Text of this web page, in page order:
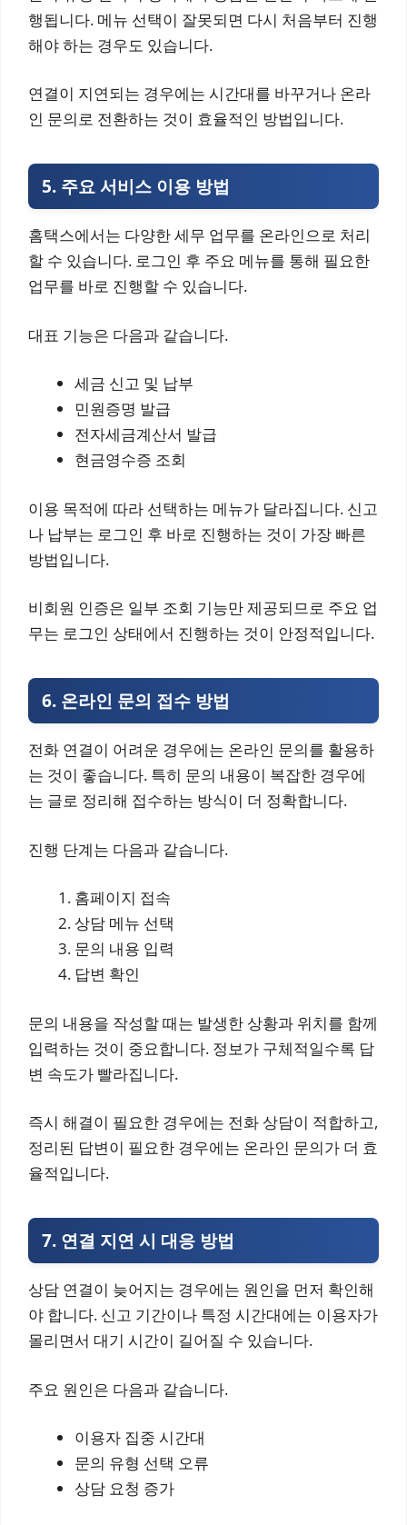
행됩니다. 메뉴 선택이 잘못되면 다시 처음부터 진행
해야 하는 경우도 있습니다.
연결이 지연되는 경우에는 시간대를 바꾸거나 온라
인 문의로 전환하는 것이 효율적인 방법입니다.
5. 주요 서비스 이용 방법
홈택스에서는 다양한 세무 업무를 온라인으로 처리
할 수 있습니다. 로그인 후 주요 메뉴를 통해 필요한
업무를 바로 진행할 수 있습니다.
대표 기능은 다음과 같습니다.
세금 신고 및 납부
민원증명 발급
전자세금계산서 발급
현금영수증 조회
이용 목적에 따라 선택하는 메뉴가 달라집니다. 신고
나 납부는 로그인 후 바로 진행하는 것이 가장 빠른
방법입니다.
비회원 인증은 일부 조회 기능만 제공되므로 주요 업
무는 로그인 상태에서 진행하는 것이 안정적입니다.
6. 온라인 문의 접수 방법
전화 연결이 어려운 경우에는 온라인 문의를 활용하
는 것이 좋습니다. 특히 문의 내용이 복잡한 경우에
는 글로 정리해 접수하는 방식이 더 정확합니다.
진행 단계는 다음과 같습니다.
홈페이지 접속
상담 메뉴 선택
문의 내용 입력
답변 확인
문의 내용을 작성할 때는 발생한 상황과 위치를 함께
입력하는 것이 중요합니다. 정보가 구체적일수록 답
변 속도가 빨라집니다.
즉시 해결이 필요한 경우에는 전화 상담이 적합하고,
정리된 답변이 필요한 경우에는 온라인 문의가 더 효
율적입니다.
7. 연결 지연 시 대응 방법
상담 연결이 늦어지는 경우에는 원인을 먼저 확인해
야 합니다. 신고 기간이나 특정 시간대에는 이용자가
몰리면서 대기 시간이 길어질 수 있습니다.
주요 원인은 다음과 같습니다.
이용자 집중 시간대
문의 유형 선택 오류
상담 요청 증가